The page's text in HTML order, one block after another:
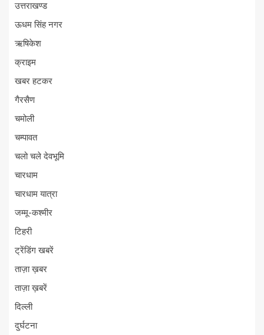
उत्तराखण्ड
ऊधम सिंह नगर
ऋषिकेश
क्राइम
खबर हटकर
गैरसैण
चमोली
चम्पावत
चलो चले देवभूमि
चारधाम
चारधाम यात्रा
जम्मू-कश्मीर
टिहरी
ट्रेंडिंग खबरें
ताज़ा ख़बर
ताज़ा ख़बरें
दिल्ली
दुर्घटना